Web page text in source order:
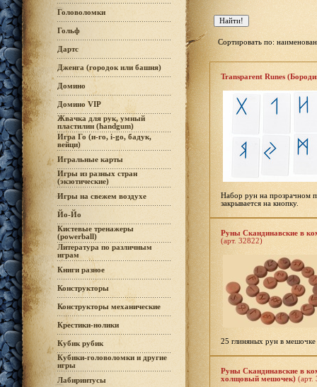
Головоломки
Гольф
Дартс
Дженга (городок или башня)
Домино
Домино VIP
Жвачка для рук, умный
пластилин (handgum)
Игра Го (и-го, i-go, бадук,
вейци)
Игральные карты
Игры из разных стран
(экзотические)
Игры на свежем воздухе
Йо-Йо
Кистевые тренажеры
(powerball)
Литература по различным
играм
Книги разное
Конструкторы
Конструкторы механические
Крестики-нолики
Кубик рубик
Кубики-головоломки и другие
игры
Лабиринтусы
Сортировать по:
Transparent Runes
Набор рун на прозрачном
закрывается на кнопку.
Руны Скандинавские в
(арт. 32822)
25 глиняных рун в мешочке
Руны Скандинавские в
холщовый мешочек) (арт.